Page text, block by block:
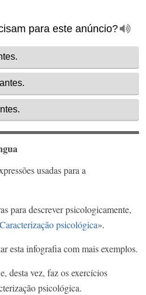
usadas para a
para descrever psicologicamente,
Caracterização psicológica».
esta infografia com mais exemplos.
desta vez, faz os exercícios
psicológica.